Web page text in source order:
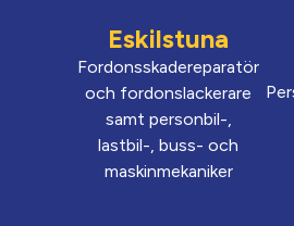
Eskilstuna
Fordonsskadereparatör
och fordonslackerare
samt personbil-,
lastbil-, buss- och
maskinmekaniker